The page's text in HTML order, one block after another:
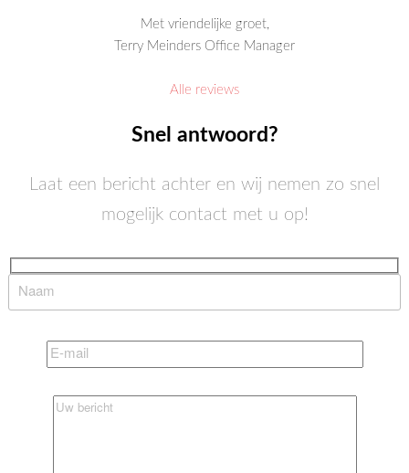
Met vriendelijke groet,
Terry Meinders Office Manager
Alle reviews
Snel antwoord?
Laat een bericht achter en wij nemen zo snel
mogelijk contact met u op!